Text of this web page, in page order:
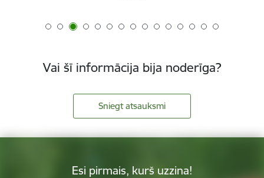
Vai šī informācija bija noderīga?
Sniegt atsauksmi
Esi pirmais, kurš uzzina!